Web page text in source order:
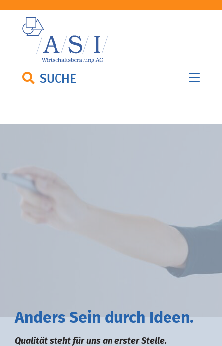
SUCHE
Anders Sein durch deen.
Qualität steht für uns an erster Stelle.